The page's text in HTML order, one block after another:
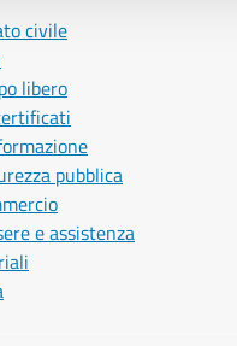
civile
libero
pubblica
e assistenza